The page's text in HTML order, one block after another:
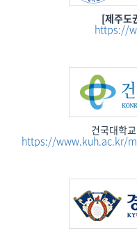
[제주도
https://
건국대학